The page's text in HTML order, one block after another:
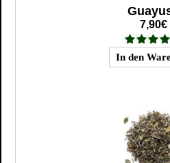
7,90€